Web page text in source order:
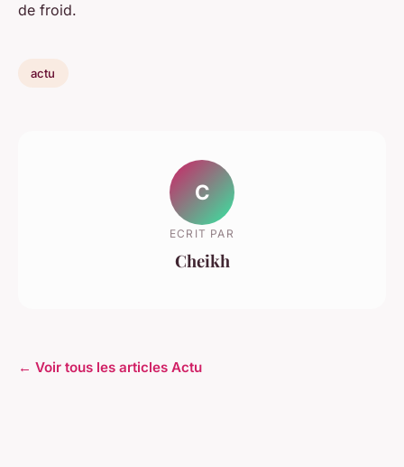
de froid.
actu
C
ECRIT PAR
Cheikh
← Voir tous les articles Actu